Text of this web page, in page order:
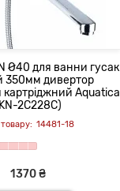
Ø40 для ванни гусак
350мм дивертор
Aquatica
2C228C)
14481-18
1370 ₴